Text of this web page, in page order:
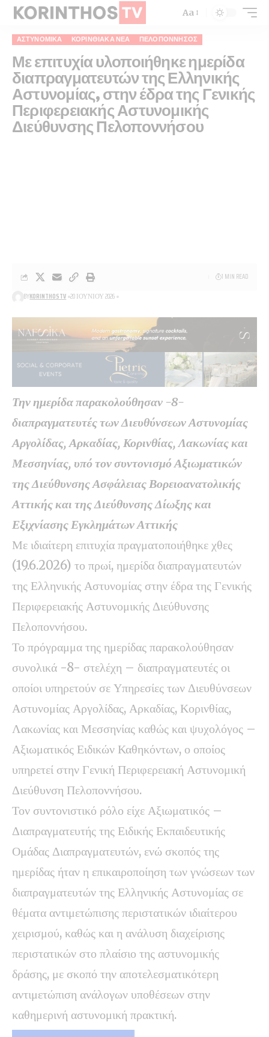
Aa
ΑΣΤΥΝΟΜΙΚΆ ΚΟΡΙΝΘΙΑΚΆ ΝΈΑ ΠΕΛΟΠΌΝΝΗΣΟΣ
Με επιτυχία υλοποιήθηκε ημερίδα
διαπραγματευτών της Ελληνικής
Αστυνομίας, στην έδρα της Γενικής
Περιφερειακής Αστυνομικής
Διεύθυνσης Πελοποννήσου
BYKORINTHOSTV 20 ΙΟΥΝΊΟΥ 2026
1 MIN READ
Την ημερίδα παρακολούθησαν -8-
διαπραγματευτές των Διευθύνσεων Αστυνομίας
Αργολίδας, Αρκαδίας, Κορινθίας, Λακωνίας και
Μεσσηνίας, υπό τον συντονισμό Αξιωματικών
της Διεύθυνσης Ασφάλειας Βορειοανατολικής
Αττικής και της Διεύθυνσης Δίωξης και
Εξιχνίασης Εγκλημάτων Αττικής
Με ιδιαίτερη επιτυχία πραγματοποιήθηκε χθες
(19.6.2026) το πρωί, ημερίδα διαπραγματευτών
της Ελληνικής Αστυνομίας στην έδρα της Γενικής
Περιφερειακής Αστυνομικής Διεύθυνσης
Πελοποννήσου.
Το πρόγραμμα της ημερίδας παρακολούθησαν
συνολικά -8- στελέχη – διαπραγματευτές οι
οποίοι υπηρετούν σε Υπηρεσίες των Διευθύνσεων
Αστυνομίας Αργολίδας, Αρκαδίας, Κορινθίας,
Λακωνίας και Μεσσηνίας καθώς και ψυχολόγος –
Αξιωματικός Ειδικών Καθηκόντων, ο οποίος
υπηρετεί στην Γενική Περιφερειακή Αστυνομική
Διεύθυνση Πελοποννήσου.
Τον συντονιστικό ρόλο είχε Αξιωματικός –
Διαπραγματευτής της Ειδικής Εκπαιδευτικής
Ομάδας Διαπραγματευτών, ενώ σκοπός της
ημερίδας ήταν η επικαιροποίηση των γνώσεων των
διαπραγματευτών της Ελληνικής Αστυνομίας σε
θέματα αντιμετώπισης περιστατικών ιδιαίτερου
χειρισμού, καθώς και η ανάλυση διαχείρισης
περιστατικών στο πλαίσιο της αστυνομικής
δράσης, με σκοπό την αποτελεσματικότερη
αντιμετώπιση ανάλογων υποθέσεων στην
καθημερινή αστυνομική πρακτική.